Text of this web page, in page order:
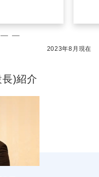
2023年8月現在
長)紹介